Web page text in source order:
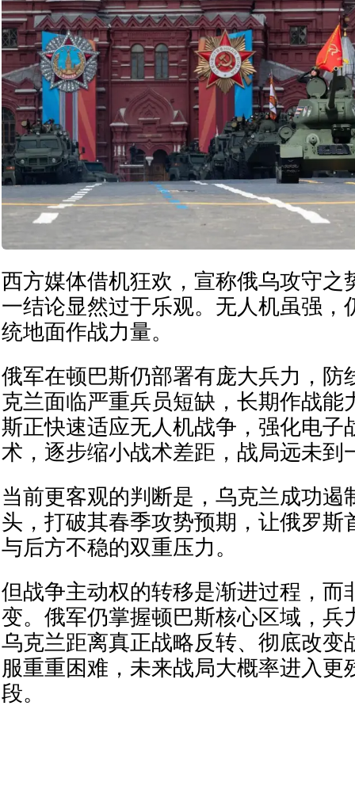
西方媒体借机狂欢，宣称俄乌攻守之
一结论显然过于乐观。无人机虽强，
统地面作战力量。
俄军在顿巴斯仍部署有庞大兵力，防
克兰面临严重兵员短缺，长期作战能
斯正快速适应无人机战争，强化电子
术，逐步缩小战术差距，战局远未到
当前更客观的判断是，乌克兰成功遏
头，打破其春季攻势预期，让俄罗斯
与后方不稳的双重压力。
但战争主动权的转移是渐进过程，而
变。俄军仍掌握顿巴斯核心区域，兵
乌克兰距离真正战略反转、彻底改变
服重重困难，未来战局大概率进入更
段。